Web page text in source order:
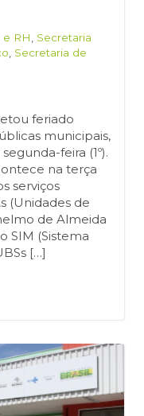
RH
Secretaria
Secretaria de
feriado
municipais,
feira (1º).
na terça
serviços
(Unidades de
de Almeida
SIM (Sistema
[…]